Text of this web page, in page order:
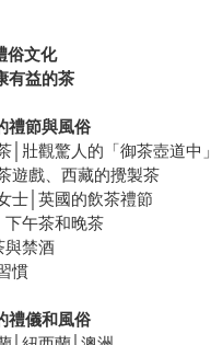
俗文化
有益的茶
禮節與風俗
│壯觀驚人的「御茶壺道中」
遊戲、西藏的攪製茶
士│英國的飲茶禮節
下午茶和晚茶
與禁酒
慣
禮儀和風俗